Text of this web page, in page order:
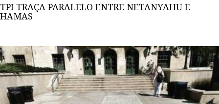
TPI TRAÇA PARALELO ENTRE NETANYAHU E
HAMAS